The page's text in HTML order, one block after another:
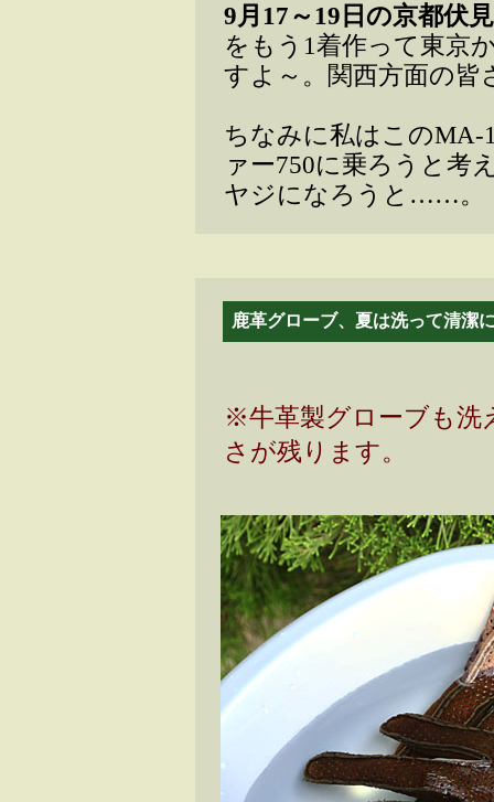
9月17～19日の京都伏
をもう1着作って東京
すよ～。関西方面の
ちなみに私はこのMA-
ァー750に乗ろうと考
ヤジになろうと……。
鹿革グローブ、夏は洗って清潔
※牛革製グローブも洗
さが残ります。